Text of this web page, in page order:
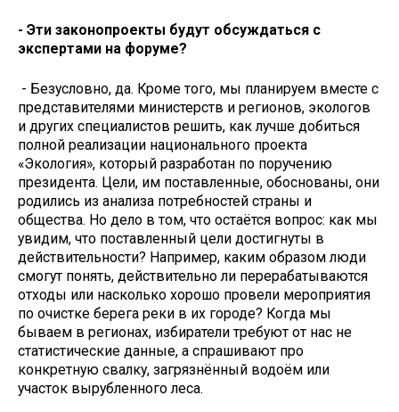
- Эти законопроекты будут обсуждаться с
экспертами на форуме?
- Безусловно, да. Кроме того, мы планируем вместе с
представителями министерств и регионов, экологов
и других специалистов решить, как лучше добиться
полной реализации национального проекта
«Экология», который разработан по поручению
президента. Цели, им поставленные, обоснованы, они
родились из анализа потребностей страны и
общества. Но дело в том, что остаётся вопрос: как мы
увидим, что поставленный цели достигнуты в
действительности? Например, каким образом люди
смогут понять, действительно ли перерабатываются
отходы или насколько хорошо провели мероприятия
по очистке берега реки в их городе? Когда мы
бываем в регионах, избиратели требуют от нас не
статистические данные, а спрашивают про
конкретную свалку, загрязнённый водоём или
участок вырубленного леса.